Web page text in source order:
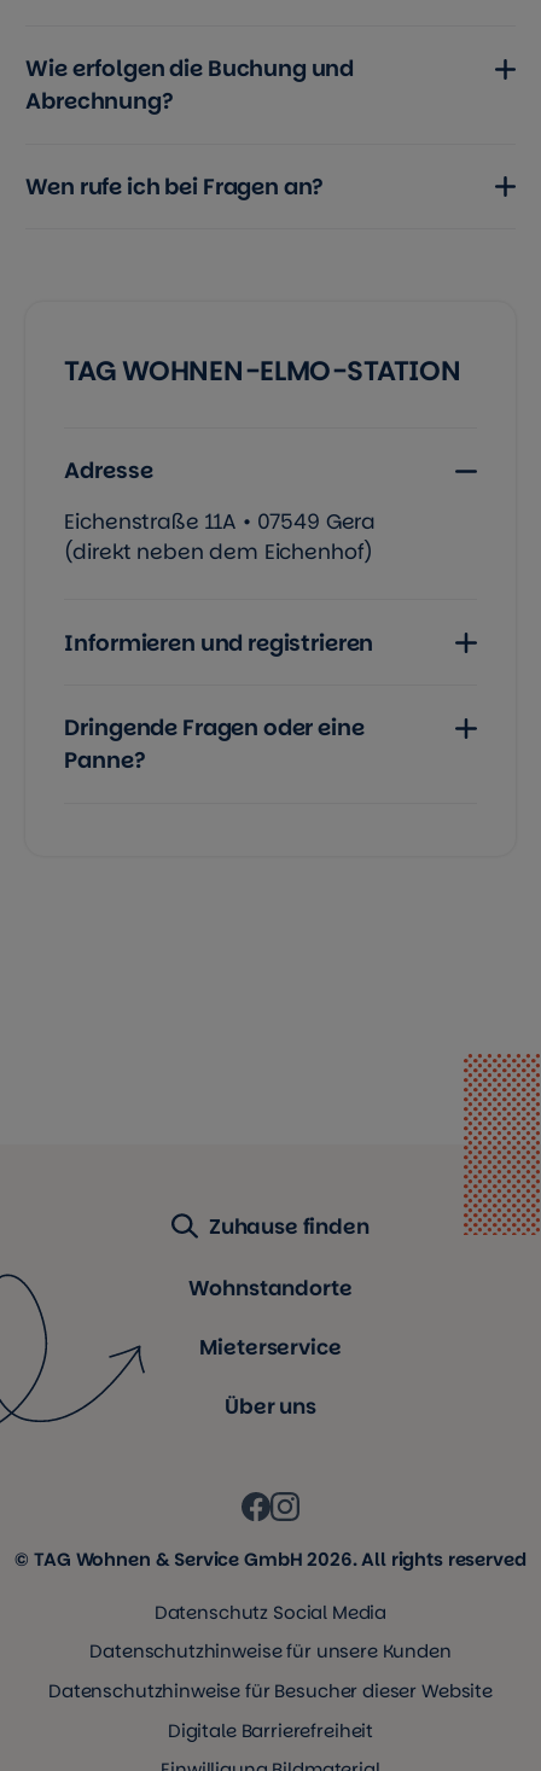
Wie erfolgen die Buchung und
Abrechnung?
Wen rufe ich bei Fragen an?
TAG WOHNEN-ELMO-STATION
Adresse
Eichenstraße 11A • 07549 Gera
(direkt neben dem Eichenhof)
Informieren und registrieren
Dringende Fragen oder eine
Panne?
Zuhause finden
Wohnstandorte
Mieterservice
Über uns
© TAG Wohnen & Service GmbH 2026. All rights reserved
Datenschutz Social Media
Datenschutzhinweise für unsere Kunden
Datenschutzhinweise für Besucher dieser Website
Digitale Barrierefreiheit